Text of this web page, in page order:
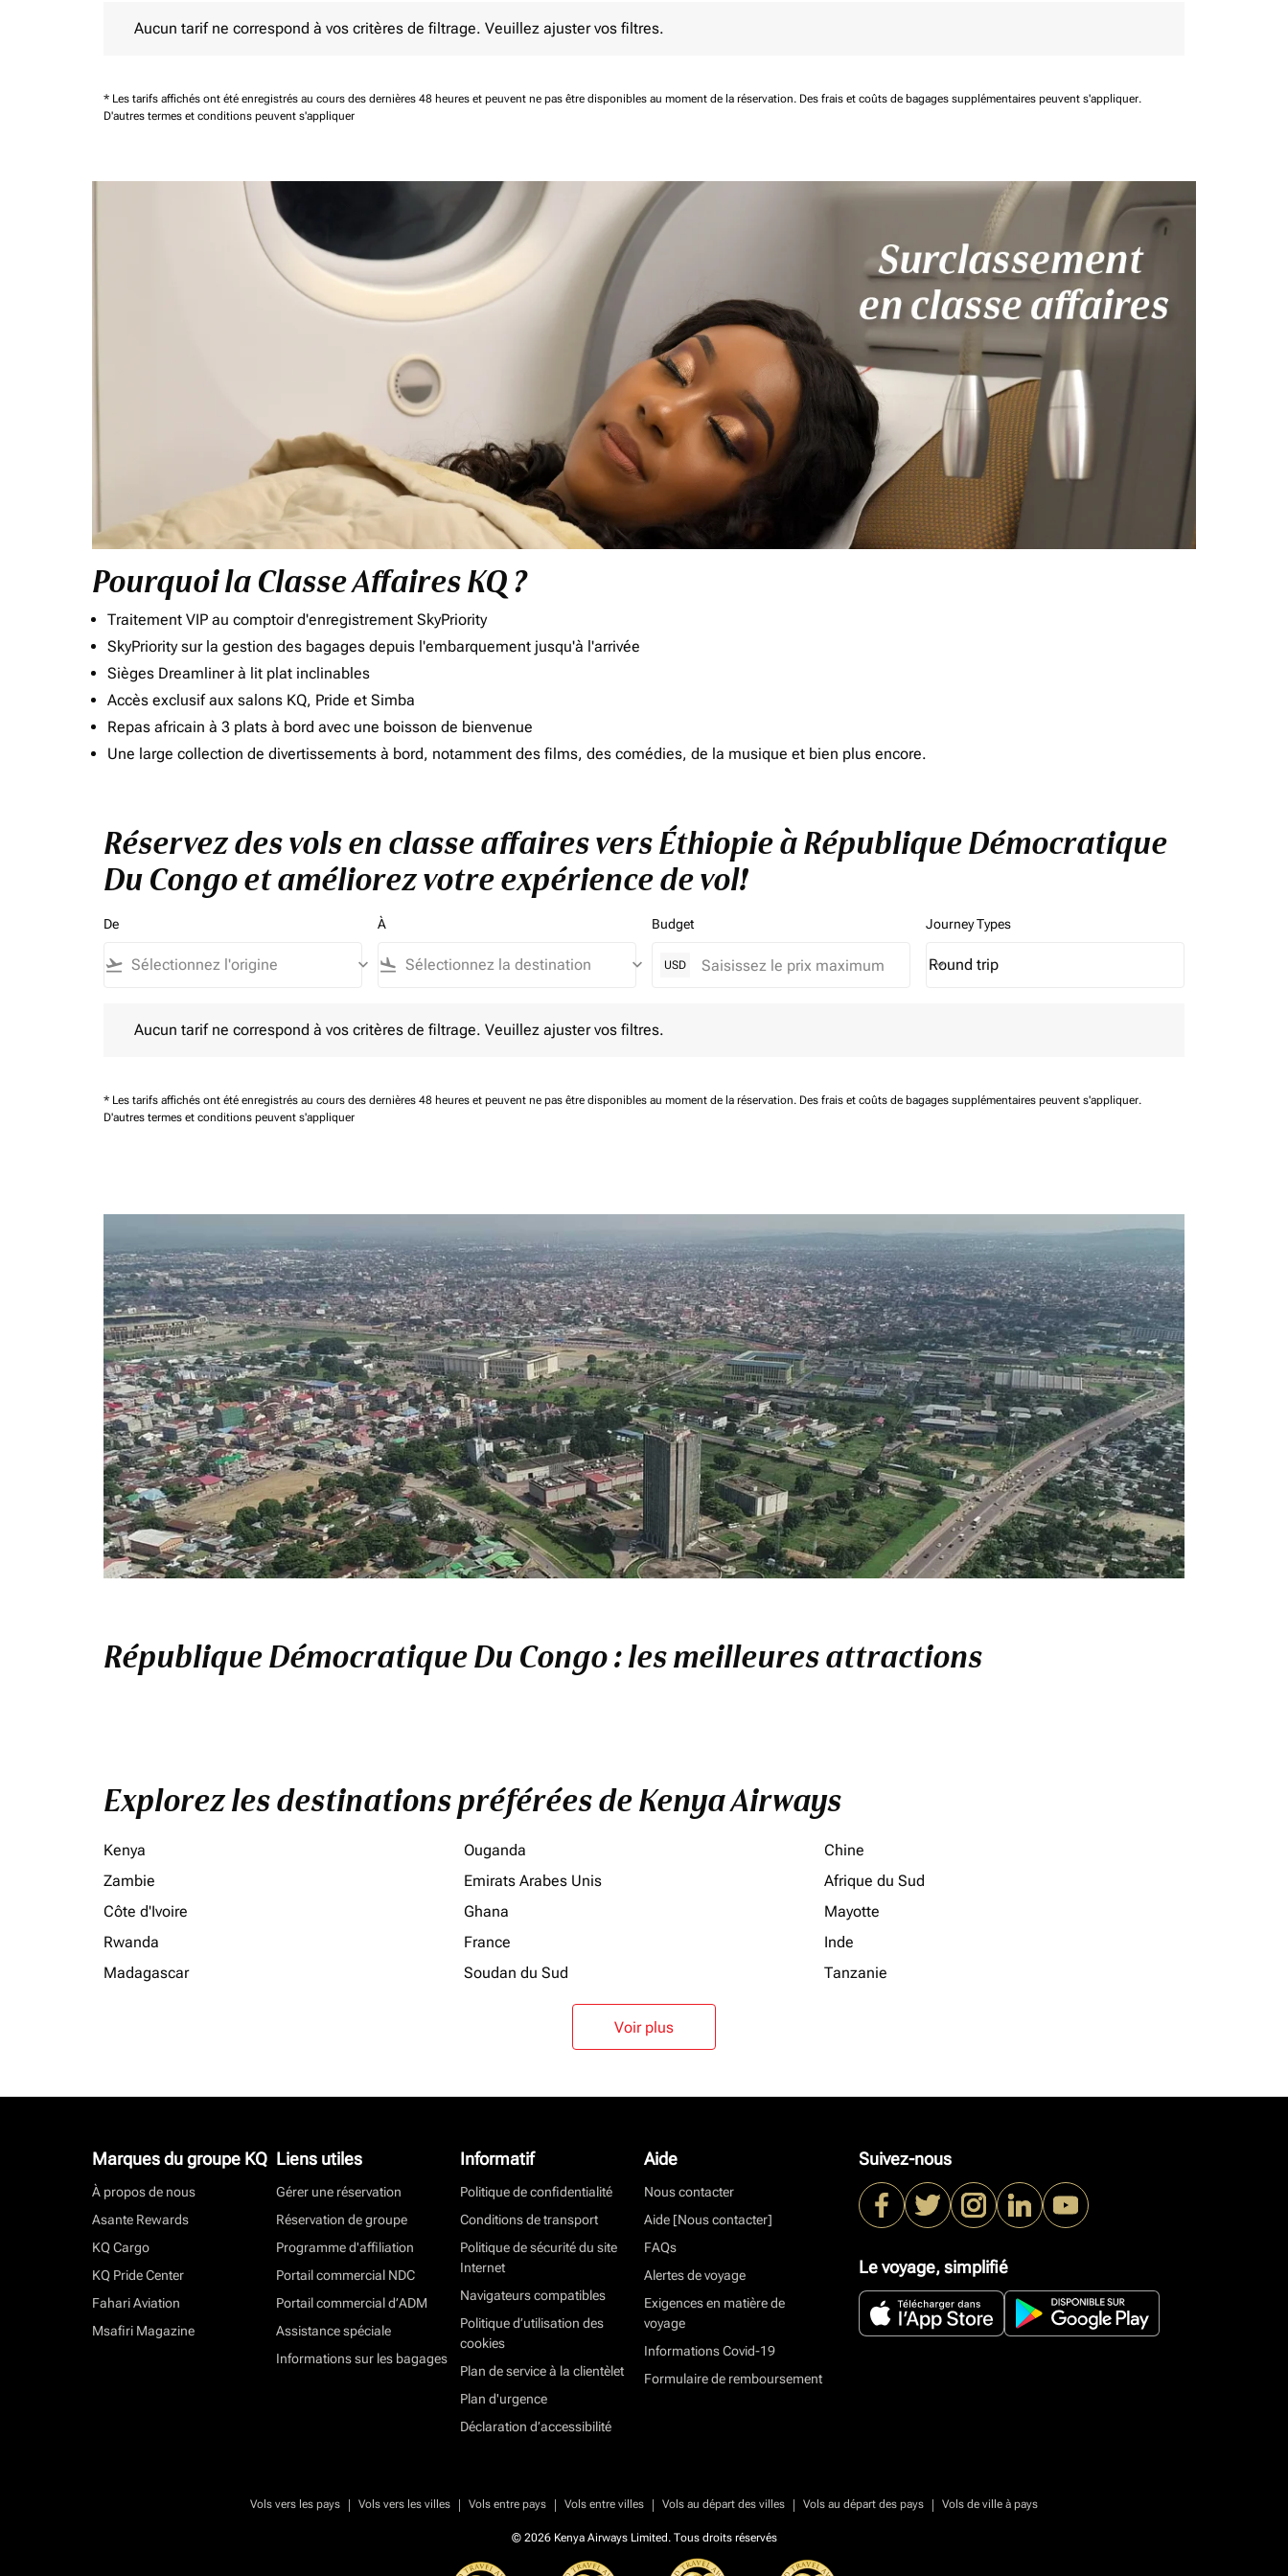
Aucun tarif ne correspond à vos critères de filtrage. Veuillez ajuster vos filtres.
* Les tarifs affichés ont été enregistrés au cours des dernières 48 heures et peuvent ne pas être disponibles au moment de la réservation. Des frais et coûts de bagages supplémentaires peuvent s'appliquer.
D'autres termes et conditions peuvent s'appliquer
Pourquoi la Classe Affaires KQ ?
Traitement VIP au comptoir d'enregistrement SkyPriority
SkyPriority sur la gestion des bagages depuis l'embarquement jusqu'à l'arrivée
Sièges Dreamliner à lit plat inclinables
Accès exclusif aux salons KQ, Pride et Simba
Repas africain à 3 plats à bord avec une boisson de bienvenue
Une large collection de divertissements à bord, notamment des films, des comédies, de la musique et bien plus encore.
Réservez des vols en classe affaires vers Éthiopie à République Démocratique
Du Congo et améliorez votre expérience de vol!
De
flight_takeoff keyboard_arrow_down
À
flight_land keyboard_arrow_down
Budget
USD
Journey Types
Journey Types option Round trip Selected
Round trip
keyboard_arrow_down
Aucun tarif ne correspond à vos critères de filtrage. Veuillez ajuster vos filtres.
* Les tarifs affichés ont été enregistrés au cours des dernières 48 heures et peuvent ne pas être disponibles au moment de la réservation. Des frais et coûts de bagages supplémentaires peuvent s'appliquer.
D'autres termes et conditions peuvent s'appliquer
République Démocratique Du Congo : les meilleures attractions
Explorez les destinations préférées de Kenya Airways
Kenya Ouganda
Chine
Zambie
Emirats Arabes Unis
Afrique du Sud
Côte d'Ivoire
Ghana
Mayotte
Rwanda
France
Inde
Madagascar
Soudan du Sud Tanzanie
Voir plus
Marques du groupe KQ
À propos de nous
Asante Rewards
KQ Cargo
KQ Pride Center
Fahari Aviation
Msafiri Magazine
Liens utiles
Gérer une réservation
Réservation de groupe
Programme d'affiliation
Portail commercial NDC
Portail commercial d’ADM
Assistance spéciale
Informations sur les bagages
Informatif
Politique de confidentialité
Conditions de transport
Politique de sécurité du site
Internet
Navigateurs compatibles
Politique d’utilisation des
cookies
Plan de service à la clientèlet
Plan d'urgence
Déclaration d’accessibilité
Aide
Nous contacter
Aide [Nous contacter]
FAQs
Alertes de voyage
Exigences en matière de
voyage
Informations Covid-19
Formulaire de remboursement
Suivez-nous
Le voyage, simplifié
Vols vers les pays | Vols vers les villes | Vols entre pays | Vols entre villes | Vols au départ des villes | Vols au départ des pays | Vols de ville à pays
© 2026 Kenya Airways Limited. Tous droits réservés